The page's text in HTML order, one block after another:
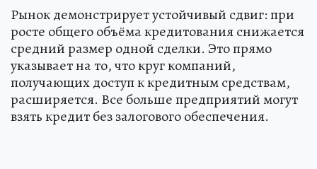
Рынок демонстрирует устойчивый сдвиг: при
росте общего объёма кредитования снижается
средний размер одной сделки. Это прямо
указывает на то, что круг компаний,
получающих доступ к кредитным средствам,
расширяется. Все больше предприятий могут
взять кредит без залогового обеспечения.